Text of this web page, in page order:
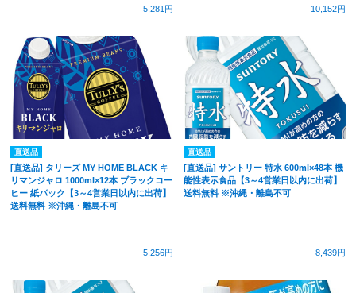
5,281円 10,152円
直送品
[直送品] タリーズ MY HOME BLACK キ
リマンジャロ 1000ml×12本 ブラックコー
ヒー 紙パック【3～4営業日以内に出荷】
送料無料 ※沖縄・離島不可
5,256円
直送品
[直送品] サントリー 特水 600ml×48本 機
能性表示食品【3～4営業日以内に出荷】
送料無料 ※沖縄・離島不可
8,439円